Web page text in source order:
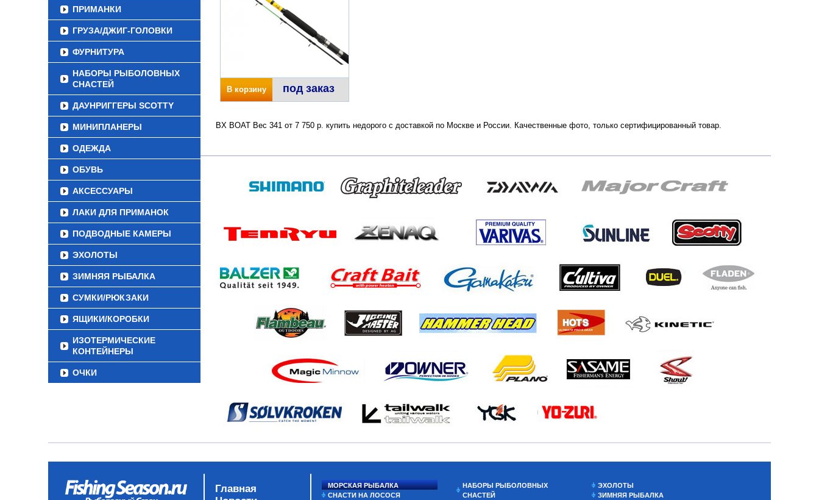
ПРИМАНКИ
ГРУЗА/ДЖИГ-ГОЛОВКИ
ФУРНИТУРА
НАБОРЫ РЫБОЛОВНЫХ
СНАСТЕЙ
ДАУНРИГГЕРЫ SCOTTY
МИНИПЛАНЕРЫ
ОДЕЖДА
ОБУВЬ
АКСЕССУАРЫ
ЛАКИ ДЛЯ ПРИМАНОК
ПОДВОДНЫЕ КАМЕРЫ
ЭХОЛОТЫ
ЗИМНЯЯ РЫБАЛКА
СУМКИ/РЮКЗАКИ
ЯЩИКИ/КОРОБКИ
ИЗОТЕРМИЧЕСКИЕ
КОНТЕЙНЕРЫ
ОЧКИ
В корзину под заказ
BX BOAT Вес 341 от 7 750 р. купить недорого с доставкой по Москве и России. Качественные фото, только сертифицированный товар.
Главная
МОРСКАЯ РЫБАЛКА
СНАСТИ НА ЛОСОСЯ
НАБОРЫ РЫБОЛОВНЫХ
СНАСТЕЙ
ЭХОЛОТЫ
ЗИМНЯЯ РЫБАЛКА